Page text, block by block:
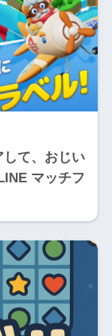
て、おじい
マッチフ